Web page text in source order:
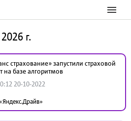
г.
страхование» запустили страховой
на базе алгоритмов
20-10-2022